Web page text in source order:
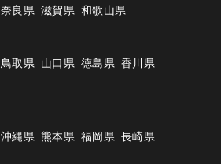
奈良県 滋賀県 和歌山県
鳥取県 山口県 徳島県 香川県
沖縄県 熊本県 福岡県 長崎県